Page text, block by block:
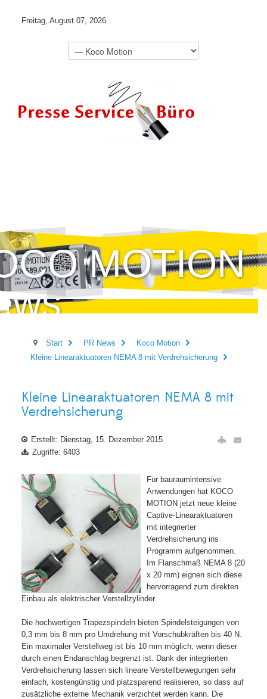
Freitag, August 07, 2026
MOTION
Start PR News
Koco Motion
Kleine Linearaktuatoren NEMA 8 mit Verdrehsicherung
Kleine Linearaktuatoren NEMA 8 mit
Verdrehsicherung
Erstellt: Dienstag, 15. Dezember 2015
Zugriffe: 6403
Für bauraumintensive
Anwendungen hat KOCO
MOTION jetzt neue kleine
Captive-Linearaktuatoren
mit integrierter
Verdrehsicherung ins
Programm aufgenommen.
Im Flanschmaß NEMA 8 (20
x 20 mm) eignen sich diese
hervorragend zum direkten
Einbau als elektrischer Verstellzylinder.
Die hochwertigen Trapezspindeln bieten Spindelsteigungen von
0,3 mm bis 8 mm pro Umdrehung mit Vorschubkräften bis 40 N.
Ein maximaler Verstellweg ist bis 10 mm möglich, wenn dieser
durch einen Endanschlag begrenzt ist. Dank der integrierten
Verdrehsicherung lassen sich lineare Verstellbewegungen sehr
einfach, kostengünstig und platzsparend realisieren, so dass auf
zusätzliche externe Mechanik verzichtet werden kann. Die